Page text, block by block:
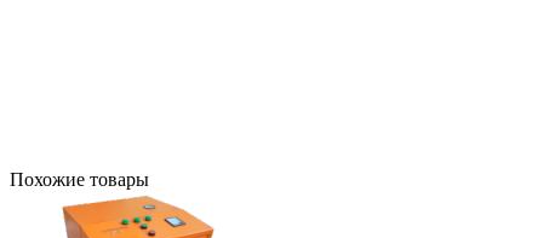
Похожие товары